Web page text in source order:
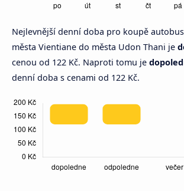
Nejlevnější denní doba pro koupě
města Vientiane do města Udon Thani je
cenou od 122 Kč. Naproti tomu je
denní doba s cenami od 122 Kč.